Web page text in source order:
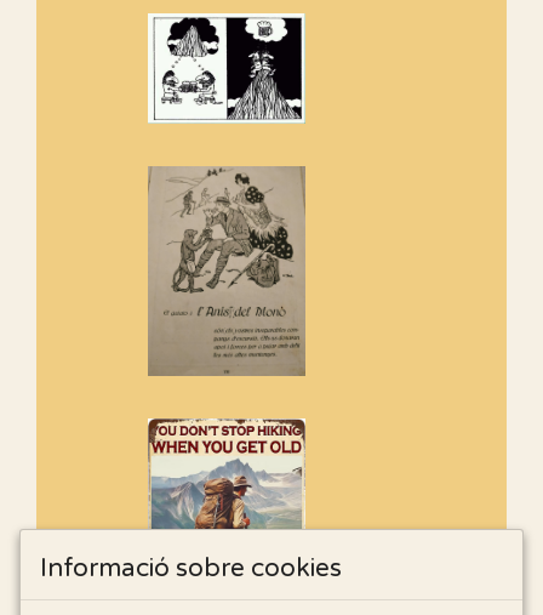
de l'entorn de Sant Aniol
Informació sobre cookies